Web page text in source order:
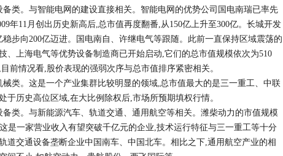
。与智能电网的建设直接相关。智能电网的优势公司国电南瑞已率先
年11月创出历史新高后,总市值再度翻番,从150亿上升至300亿。长城开发
稳步向200亿迈进。国电南自、许继电气等跟随。此前一直保持区域震荡的
、上海电气等优势设备制造商已开始启动,它们的总市值规模依次为510
前情况看,股价表现的强弱次序与总市值排序紧密相关。
。这是一个产业集群比较明显的领域,总市值最大的是三一重工、中联
于历史高位区域,在大比例除权后,市场所预期填权行情。
。与新能源汽车、轨道交通、通用航空等相关。潍柴动力的市值规模
是一家营业收入有望突破千亿元的企业,技术运行特征与三一重工等十分
道交通设备垄断企业中国南车、中国北车。相比之下,通用航空产业的相